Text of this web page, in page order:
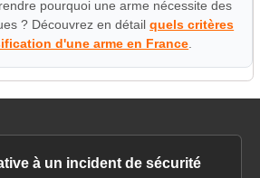
pourquoi une arme nécessite des
? Découvrez en détailquels critères
d'une arme en France
à un incident de sécurité